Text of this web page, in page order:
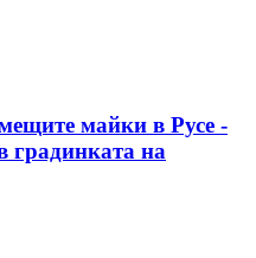
майки в Русе -
градинката на